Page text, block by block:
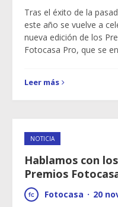
Tras el éxito de la
este año se vuelve a
nueva edición de los
Fotocasa Pro, que se
Leer más
NOTICIA
Hablamos con
Premios
Fotocasa · 20